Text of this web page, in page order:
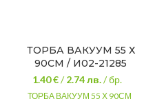
ТОРБА ВАКУУМ 55 Х
90СМ / И02-21285
1.40 €/2.74лв./ бр.
ТОРБА ВАКУУМ 55 Х 90СМ